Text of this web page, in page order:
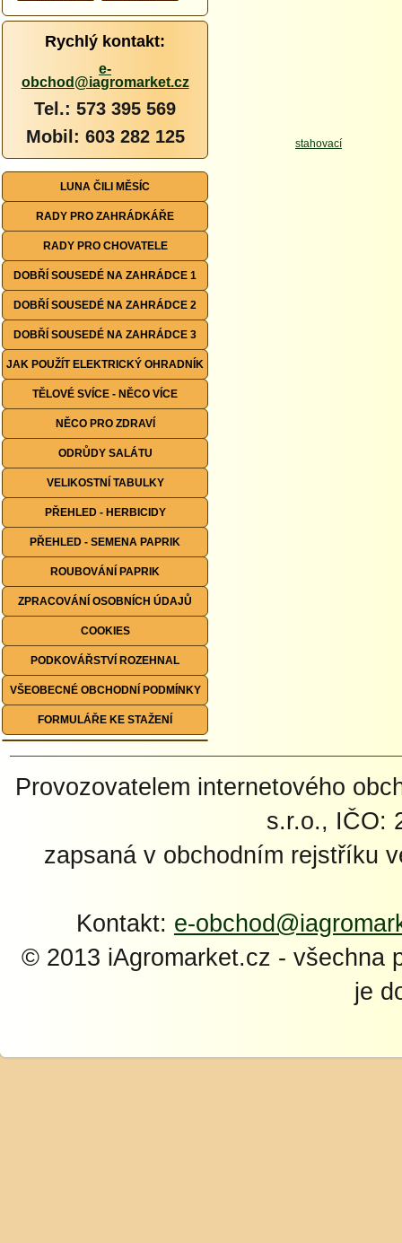
Rychlý kontakt:
e-
obchod@iagromarket.cz
Tel.: 573 395 569
Mobil: 603 282 125
LUNA ČILI MĚSÍC
RADY PRO ZAHRÁDKÁŘE
RADY PRO CHOVATELE
DOBŘÍ SOUSEDÉ NA ZAHRÁDCE 1
DOBŘÍ SOUSEDÉ NA ZAHRÁDCE 2
DOBŘÍ SOUSEDÉ NA ZAHRÁDCE 3
JAK POUŽÍT ELEKTRICKÝ OHRADNÍK
TĚLOVÉ SVÍCE - NĚCO VÍCE
NĚCO PRO ZDRAVÍ
ODRŮDY SALÁTU
VELIKOSTNÍ TABULKY
PŘEHLED - HERBICIDY
PŘEHLED - SEMENA PAPRIK
ROUBOVÁNÍ PAPRIK
ZPRACOVÁNÍ OSOBNÍCH ÚDAJŮ
COOKIES
PODKOVÁŘSTVÍ ROZEHNAL
VŠEOBECNÉ OBCHODNÍ PODMÍNKY
FORMULÁŘE KE STAŽENÍ
Provozovatelem internetového
s.r.o., IČO:
zapsaná v obchodním rejstříku
Kontakt: e-
© 2013 iAgromarket.cz - všechna
je